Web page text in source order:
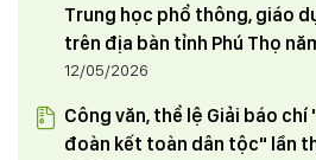
Trung học phổ thông, giáo
trên địa bàn tỉnh Phú Thọ
12/05/2026
Công văn, thể lệ Giải báo
đoàn kết toàn dân tộc" lần